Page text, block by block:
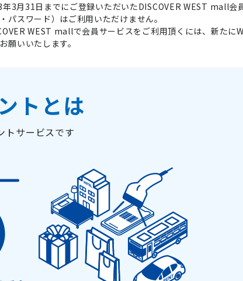
年3月31日までにご登録いただいたDISCOVER WEST mall会
パスワード）はご利用いただけません。
WEST mallで会員サービスをご利用頂くには、新たに
願いいたします。
トとは
トサービスです